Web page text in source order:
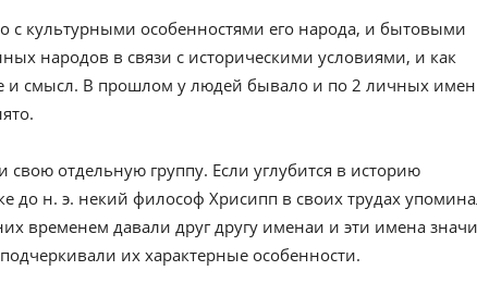
с культурными особенностями его народа, и бытовыми
народов в связи с историческими условиями, и как
и смысл. В прошлом у людей бывало и по 2 личных
отдельную группу. Если углубится в историю
до н. э. некий философ Хрисипп в своих трудах
временем давали друг другу именаи и эти имена
их характерные особенности.